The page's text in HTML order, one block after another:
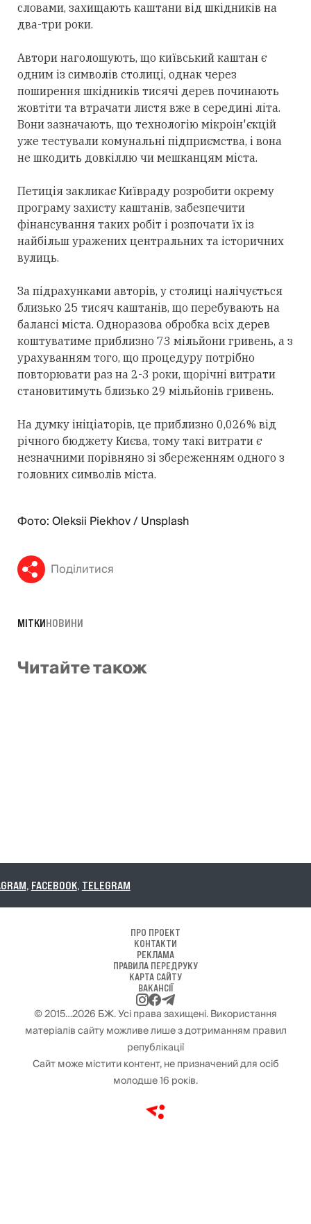
словами, захищають каштани від шкідників на
два-три роки.
Автори наголошують, що київський каштан є
одним із символів столиці, однак через
поширення шкідників тисячі дерев починають
жовтіти та втрачати листя вже в середині літа.
Вони зазначають, що технологію мікроін'єкцій
уже тестували комунальні підприємства, і вона
не шкодить довкіллю чи мешканцям міста.
Петиція закликає Київраду розробити окрему
програму захисту каштанів, забезпечити
фінансування таких робіт і розпочати їх із
найбільш уражених центральних та історичних
вулиць.
За підрахунками авторів, у столиці налічується
близько 25 тисяч каштанів, що перебувають на
балансі міста. Одноразова обробка всіх дерев
коштуватиме приблизно 73 мільйони гривень, а з
урахуванням того, що процедуру потрібно
повторювати раз на 2-3 роки, щорічні витрати
становитимуть близько 29 мільйонів гривень.
На думку ініціаторів, це приблизно 0,026% від
річного бюджету Києва, тому такі витрати є
незначними порівняно зі збереженням одного з
головних символів міста.
Фото: Oleksii Piekhov / Unsplash
Поділитися
МІТКИНОВИНИ
Читайте також
ПРО ПРОЕКТ
КОНТАКТИ
РЕКЛАМА
ПРАВИЛА ПЕРЕДРУКУ
КАРТА САЙТУ
ВАКАНСІЇ
© 2015…2026 БЖ. Усі права захищені. Використання
матеріалів сайту можливе лише з дотриманням правил
републікації
Сайт може містити контент, не призначений для осіб
молодше 16 років.